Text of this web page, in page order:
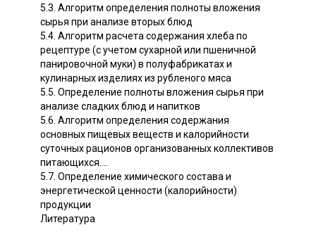
5.3. Алгоритм определения полноты вложения
сырья при анализе вторых блюд
5.4. Алгоритм расчета содержания хлеба по
рецептуре (с учетом сухарной или пшеничной
панировочной муки) в полуфабрикатах и
кулинарных изделиях из рубленого мяса
5.5. Определение полноты вложения сырья при
анализе сладких блюд и напитков
5.6. Алгоритм определения содержания
основных пищевых веществ и калорийности
суточных рационов организованных коллективов
питающихся....
5.7. Определение химического состава и
энергетической ценности (калорийности)
продукции
Литература